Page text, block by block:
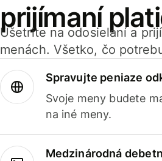
prijímaní
Ušetrite na odosielaní a
menách. Všetko, čo
Spravujte peniaze
Svoje meny budete
na iné meny.
Medzinárodná